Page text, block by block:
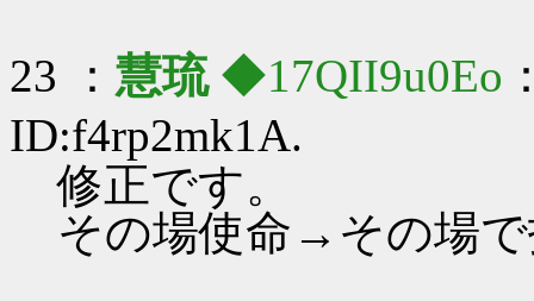
23 ： 慧琉◆17QII9u0Eo
ID:f4rp2mk1A.
修正です。
その場使命→その場